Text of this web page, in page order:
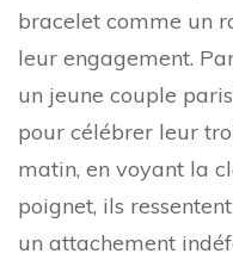
bracelet comme un
leur engagement.
un jeune couple
pour célébrer leur
matin, en voyant la
poignet, ils
un attachement